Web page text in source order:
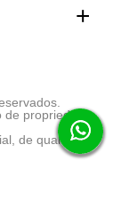
de propriedade
de qualquer